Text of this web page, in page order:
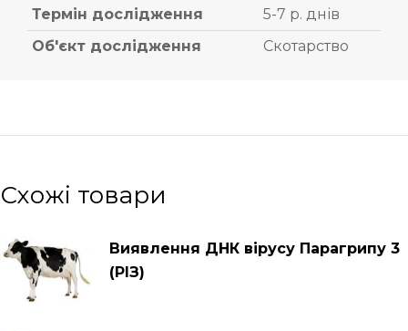
Термін дослідження
5-7 р. днів
Об'єкт дослідження
Скотарство
Схожі товари
Виявлення ДНК вірусу Парагрипу 3
(РІЗ)